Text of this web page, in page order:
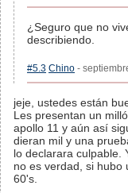
¿Seguro que no
describiendo.
#5.3 Chino -
jeje, ustedes están
Les presentan un
apollo 11 y aún así
dieran mil y una
lo declarara culpable.
no es verdad, si hubo
60's.